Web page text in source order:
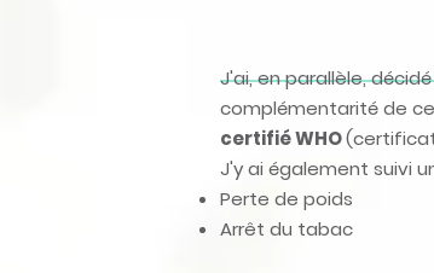
J'ai, en parallèle,
complémentarité de
certifié WHO
J'y ai également suivi
Perte de poids
Arrêt du tabac